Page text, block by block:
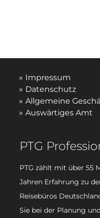
Impressum
Datenschutz
Allgemeine
Auswärtiges Amt
PTG
PTG zählt mit über 55
Jahren Erfahrung zu
Reisebüros
Sie bei der Planung